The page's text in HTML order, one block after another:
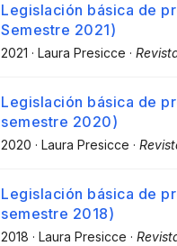
Legislación básica de
Semestre 2021)
2021 · Laura Presicce ·
Legislación básica de
semestre 2020)
2020 · Laura Presicce ·
Legislación básica de
semestre 2018)
2018 · Laura Presicce ·